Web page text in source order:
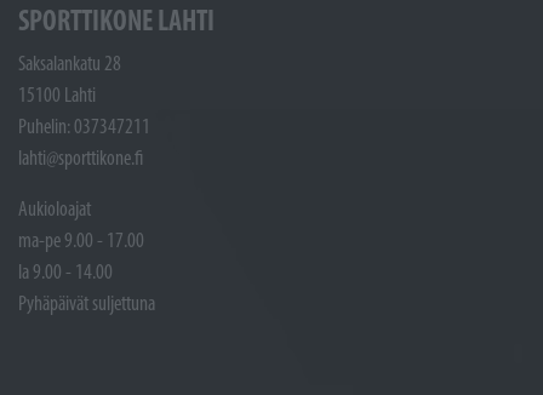
SPORTTIKONE LAHTI
Saksalankatu 28
15100 Lahti
Puhelin: 037347211
lahti@sporttikone.fi
Aukioloajat
ma-pe 9.00 - 17.00
la 9.00 - 14.00
Pyhäpäivät suljettuna